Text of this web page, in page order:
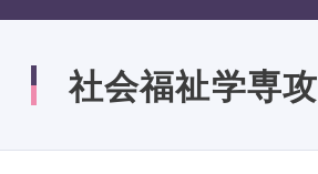
社会福祉学専攻